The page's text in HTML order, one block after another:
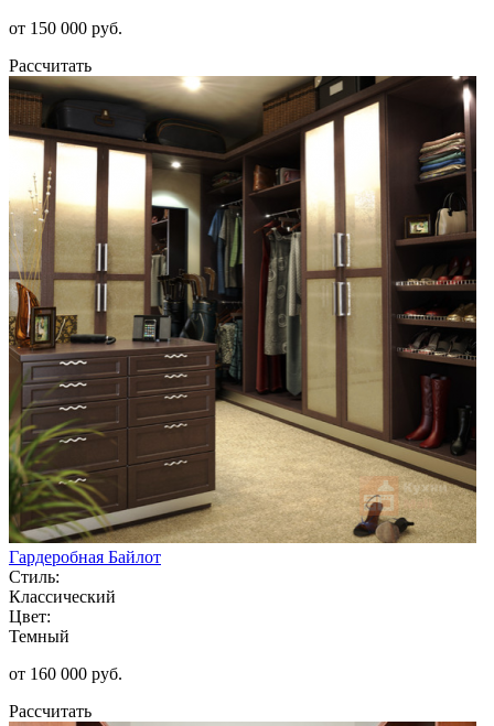
от 150 000 руб.
Рассчитать
Гардеробная Байлот
Стиль:
Классический
Цвет:
Темный
от 160 000 руб.
Рассчитать